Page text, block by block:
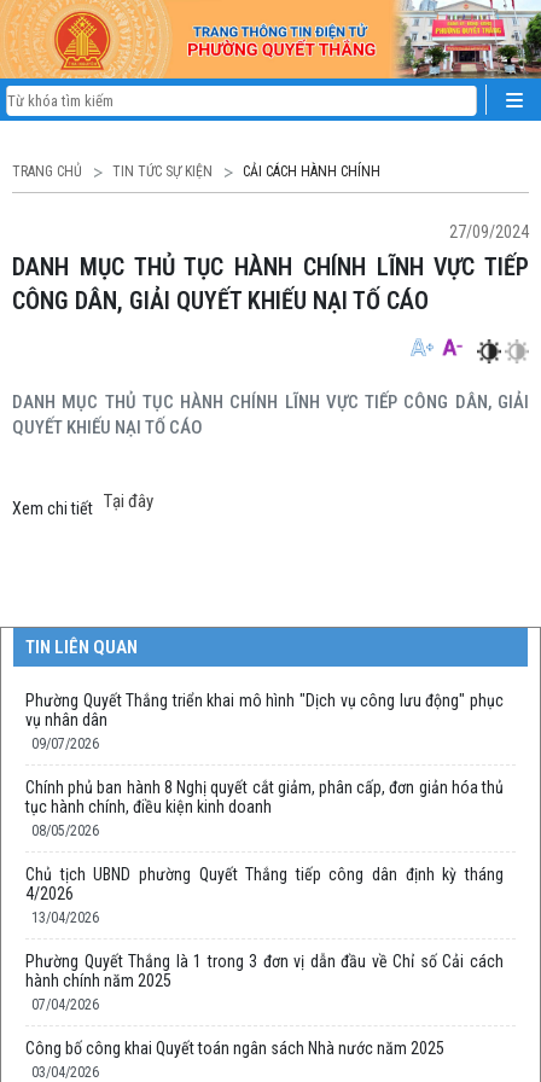
TRANG CHỦ TIN TỨC SỰ KIỆN CẢI CÁCH HÀNH CHÍNH
27/09/2024
DANH MỤC THỦ TỤC HÀNH CHÍNH LĨNH VỰC TIẾP
CÔNG DÂN, GIẢI QUYẾT KHIẾU NẠI TỐ CÁO
DANH MỤC THỦ TỤC HÀNH CHÍNH LĨNH VỰC TIẾP CÔNG DÂN, GIẢI
QUYẾT KHIẾU NẠI TỐ CÁO
Xem chi tiết Tại đây
TIN LIÊN QUAN
Phường Quyết Thắng triển khai mô hình "Dịch vụ công lưu động" phục
vụ nhân dân
09/07/2026
Chính phủ ban hành 8 Nghị quyết cắt giảm, phân cấp, đơn giản hóa thủ
tục hành chính, điều kiện kinh doanh
08/05/2026
Chủ tịch UBND phường Quyết Thắng tiếp công dân định kỳ tháng
4/2026
13/04/2026
Phường Quyết Thắng là 1 trong 3 đơn vị dẫn đầu về Chỉ số Cải cách
hành chính năm 2025
07/04/2026
Công bố công khai Quyết toán ngân sách Nhà nước năm 2025
03/04/2026